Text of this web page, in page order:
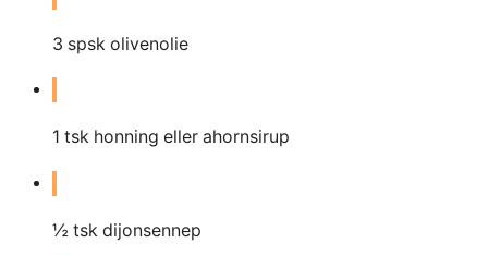
3 spsk olivenolie
1 tsk honning eller ahornsirup
½ tsk dijonsennep